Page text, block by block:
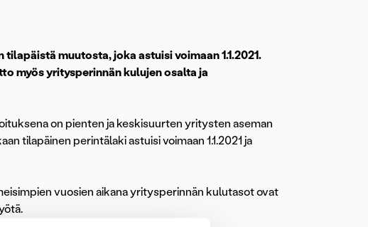
muutosta, joka astuisi voimaan 1.1.2021.
myös yritysperinnän kulujen osalta ja
on pienten ja keskisuurten yritysten aseman
tilapäinen perintälaki astuisi voimaan 1.1.2021 ja
vuosien aikana yritysperinnän kulutasot ovat